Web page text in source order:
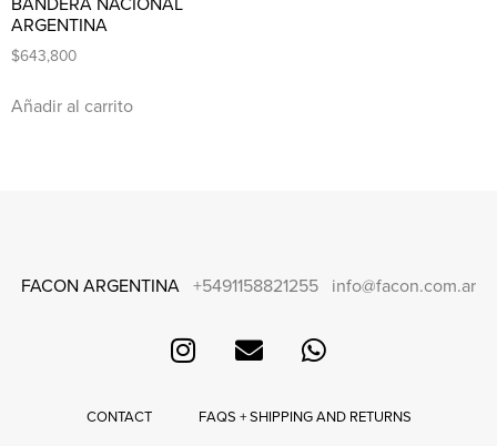
BANDERA NACIONAL
ARGENTINA
$643,800
Añadir al carrito
FACON ARGENTINA +5491158821255 info@facon.com.ar
CONTACT
FAQS + SHIPPING AND RETURNS